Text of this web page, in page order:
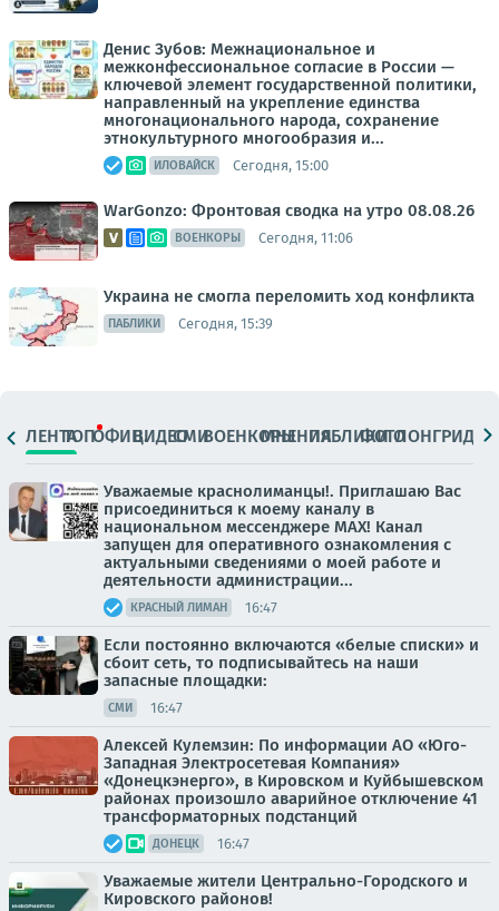
Денис Зубов: Межнациональное и
межконфессиональное согласие в России —
ключевой элемент государственной политики,
направленный на укрепление единства
многонационального народа, сохранение
этнокультурного многообразия и...
ИЛОВАЙСК Сегодня, 15:00
WarGonzo: Фронтовая сводка на утро 08.08.26
ВОЕНКОРЫ Сегодня, 11:06
Украина не смогла переломить ход конфликта
ПАБЛИКИ Сегодня, 15:39
ЛЕНТАТОПОФИЦ.ВИДЕОСМИВОЕНКОРЫМНЕНИЯПАБЛИКИ
ФОТОЛОНГРИДЫ
Уважаемые краснолиманцы!. Приглашаю Вас
присоединиться к моему каналу в
национальном мессенджере MAX! Канал
запущен для оперативного ознакомления с
актуальными сведениями о моей работе и
деятельности администрации...
КРАСНЫЙ ЛИМАН 16:47
Если постоянно включаются «белые списки» и
сбоит сеть, то подписывайтесь на наши
запасные площадки:
СМИ 16:47
Алексей Кулемзин: По информации АО «Юго-
Западная Электросетевая Компания»
«Донецкэнерго», в Кировском и Куйбышевском
районах произошло аварийное отключение 41
трансформаторных подстанций
ДОНЕЦК 16:47
Уважаемые жители Центрально-Городского и
Кировского районов!